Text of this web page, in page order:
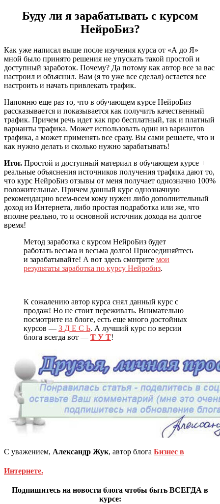
Буду ли я зарабатывать с курсом
НейроБиз?
Как уже написал выше после изучения курса от «А до Я»
мной было принято решения не упускать такой простой и
доступный заработок. Почему? Да потому как автор все за вас
настроил и объяснил. Вам (я то уже все сделал) остается все
настроить и начать привлекать трафик.
Напомню еще раз то, что в обучающем курсе НейроБиз
рассказывается и показывается как получить качественный
трафик. Причем речь идет как про бесплатный, так и платный
варианты трафика. Может использовать один из вариантов
трафика, а может применять все сразу. Вы сами решаете, что и
как нужно делать и сколько нужно зарабатывать!
Итог. Простой и доступный материал в обучающем курсе +
реальные объяснения источников получения трафика дают то,
что курс НейроБиз отзывы от меня получает однозначно 100%
положительные. Причем данный курс однозначную
рекомендацию всем-всем кому нужен либо дополнительный
доход из Интернета, либо простая подработка или же, что
вполне реально, то и основной источник дохода на долгое
время!
Метод заработка с курсом НейроБиз будет
работать весьма и весьма долго! Присоединяйтесь
и зарабатывайте! А вот здесь смотрите мои
результаты заработка по курсу Нейробиз.
К сожалению автор курса снял данный курс с
продаж! Но не стоит переживать. Внимательно
посмотрите на блоге, есть еще много достойных
курсов — З Д Е С Ь. А лучший курс по версии
блога всегда вот — Т У Т!
С уважением, Александр Жук, автор блога Бизнес в
Интернете.
Подпишитесь на новости блога чтобы быть ВСЕГДА в
курсе: